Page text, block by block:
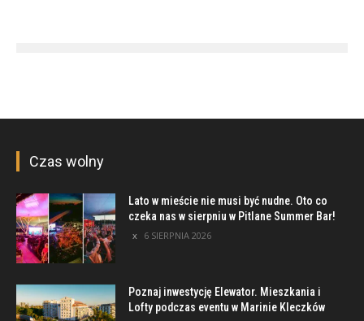
Czas wolny
Lato w mieście nie musi być nudne. Oto co
czeka nas w sierpniu w Pitlane Summer Bar!
6 SIERPNIA 2026
Poznaj inwestycję Elewator. Mieszkania i
Lofty podczas eventu w Marinie Kleczków